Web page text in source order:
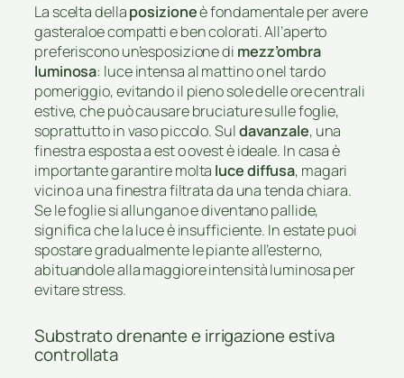
La scelta dellaposizioneè fondamentale per avere
gasteraloe compatti e ben colorati. All’aperto
preferiscono un’esposizione di mezz’ombra
luminosa: luce intensa al mattino o nel tardo
pomeriggio, evitando il pieno sole delle ore centrali
estive, che può causare bruciature sulle foglie,
soprattutto in vaso piccolo. Suldavanzale, una
finestra esposta a est o ovest è ideale. In casa è
importante garantire molta luce diffusa, magari
vicino a una finestra filtrata da una tenda chiara.
Se le foglie si allungano e diventano pallide,
significa che la luce è insufficiente. In estate puoi
spostare gradualmente le piante all’esterno,
abituandole alla maggiore intensità luminosa per
evitare stress.
Substrato drenante e irrigazione estiva
controllata